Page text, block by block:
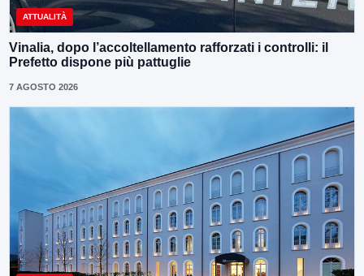
ATTUALITÀ
Vinalia, dopo l’accoltellamento rafforzati i controlli: il
Prefetto dispone più pattuglie
7 AGOSTO 2026